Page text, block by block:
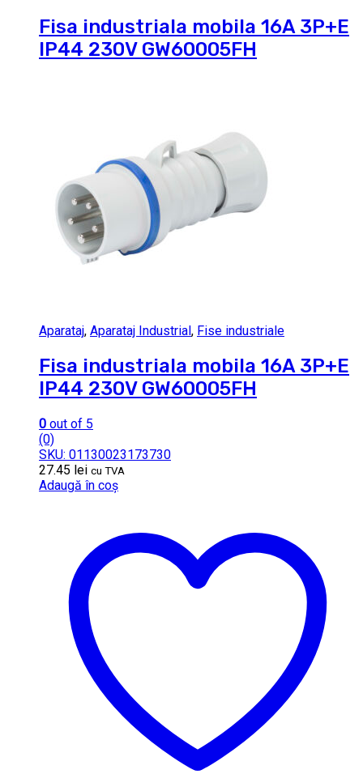
Fisa industriala mobila 16A 3P+E
IP44 230V GW60005FH
Aparataj, Aparataj Industrial, Fise industriale
Fisa industriala mobila 16A 3P+E
IP44 230V GW60005FH
0 out of 5
(0)
SKU: 01130023173730
27.45 lei cu TVA
Adaugă în coș